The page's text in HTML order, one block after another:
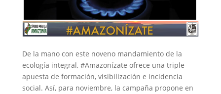
De la mano con este noveno mandamiento de la
ecología integral, #Amazonízate ofrece una triple
apuesta de formación, visibilización e incidencia
social. Así, para noviembre, la campaña propone en